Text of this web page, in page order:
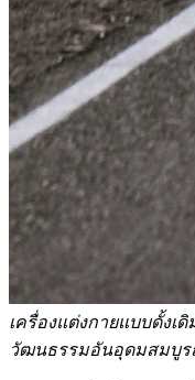
เครื่องแต่งกายแบบดั้งเ
วัฒนธรรมอันอุดมสมบู